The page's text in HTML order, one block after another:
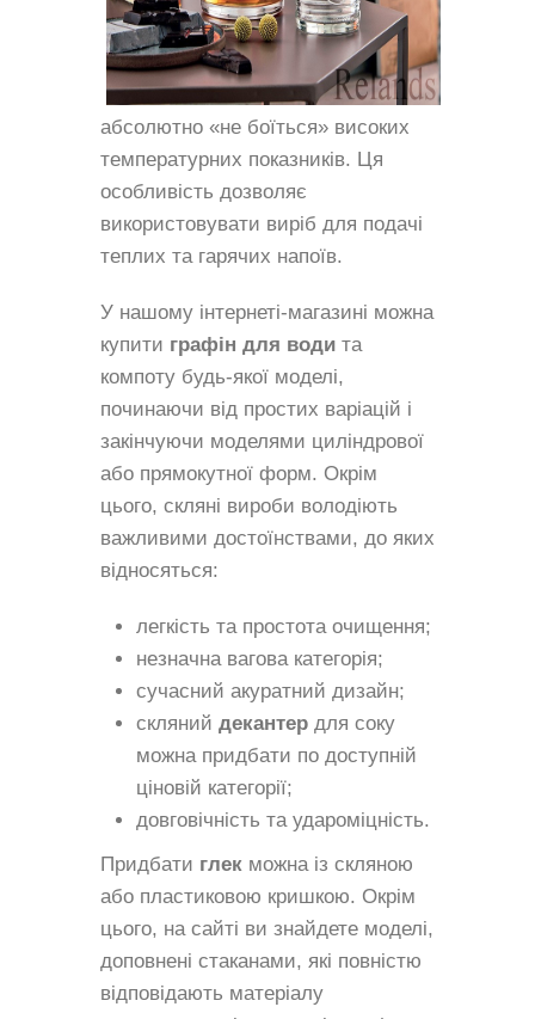
абсолютно «не боїться» високих
температурних показників. Ця
особливість дозволяє
використовувати виріб для подачі
теплих та гарячих напоїв.
У нашому інтернеті-магазині можна
купити графін для води та
компоту будь-якої моделі,
починаючи від простих варіацій і
закінчуючи моделями циліндрової
або прямокутної форм. Окрім
цього, скляні вироби володіють
важливими достоїнствами, до яких
відносяться:
легкість та простота очищення;
незначна вагова категорія;
сучасний акуратний дизайн;
скляний декантер для соку
можна придбати по доступній
ціновій категорії;
довговічність та удароміцність.
Придбати глек можна із скляною
або пластиковою кришкою. Окрім
цього, на сайті ви знайдете моделі,
доповнені стаканами, які повністю
відповідають матеріалу